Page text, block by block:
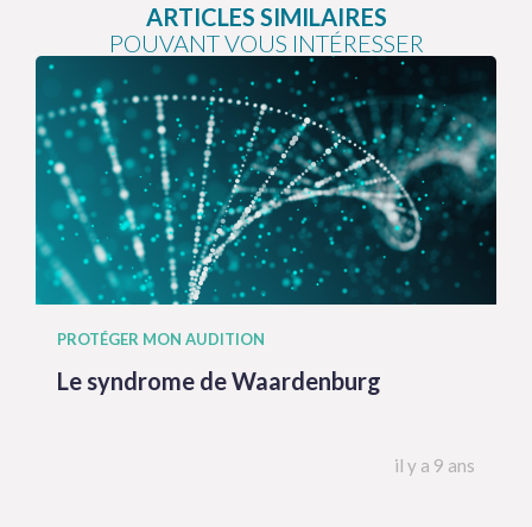
ARTICLES SIMILAIRES
POUVANT VOUS INTÉRESSER
PROTÉGER MON AUDITION
Le syndrome de Waardenburg
il y a 9 ans